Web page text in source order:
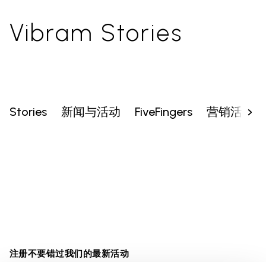
Vibram Stories
Stories 新闻与活动 FiveFingers 营销活动
注册不要错过我们的最新活动